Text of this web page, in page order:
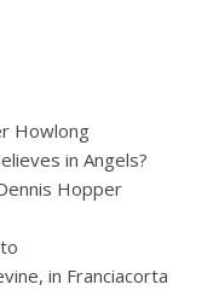
Howlong
in Angels?
Hopper
in Franciacorta